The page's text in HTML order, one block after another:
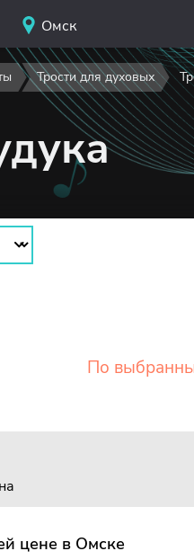
Омск
Трости для духовых
По
цене в Омске